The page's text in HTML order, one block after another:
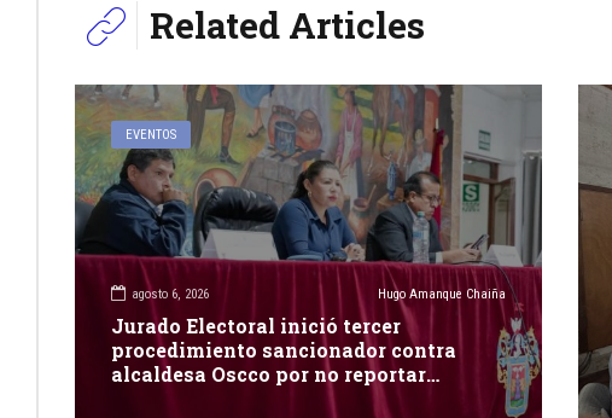
Related Articles
EVENTOS
agosto 6, 2026 Hugo Amanque Chaiña
Jurado Electoral inició tercer
procedimiento sancionador contra
alcaldesa Oscco por no reportar